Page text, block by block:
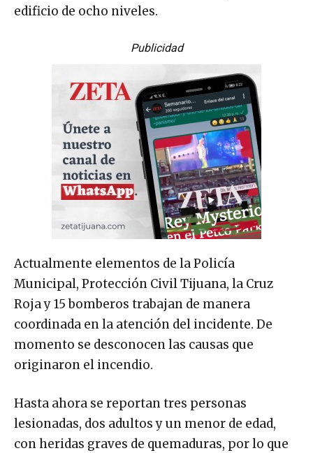
edificio de ocho niveles.
Publicidad
Actualmente elementos de la Policía
Municipal, Protección Civil Tijuana, la Cruz
Roja y 15 bomberos trabajan de manera
coordinada en la atención del incidente. De
momento se desconocen las causas que
originaron el incendio.
Hasta ahora se reportan tres personas
lesionadas, dos adultos y un menor de edad,
con heridas graves de quemaduras, por lo que